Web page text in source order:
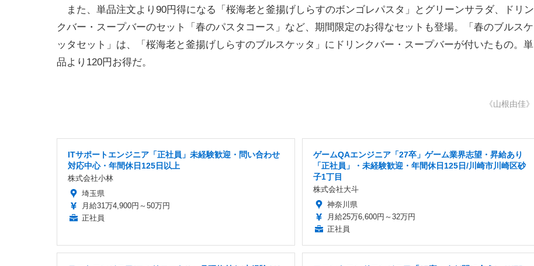
また、単品注文より90円得になる「桜海老と釜揚げしらすのボンゴレパスタ」とグリーンサラダ、ドリン
クバー・スープバーのセット「春のパスタコース」など、期間限定のお得なセットも登場。「春のブルスケ
ッタセット」は、「桜海老と釜揚げしらすのブルスケッタ」にドリンクバー・スープバーが付いたもの。単
品より120円お得だ。
《山根由佳》
ITサポートエンジニア「正社員」未経験歓迎・問い合わせ
対応中心・年間休日125日以上
株式会社小林
埼玉県
月給31万4,900円～50万円
正社員
ゲームQAエンジニア「27卒」ゲーム業界志望・昇給あり
「正社員」・未経験歓迎・年間休日125日/川崎市川崎区砂
子1丁目
株式会社大斗
神奈川県
月給25万6,600円～32万円
正社員